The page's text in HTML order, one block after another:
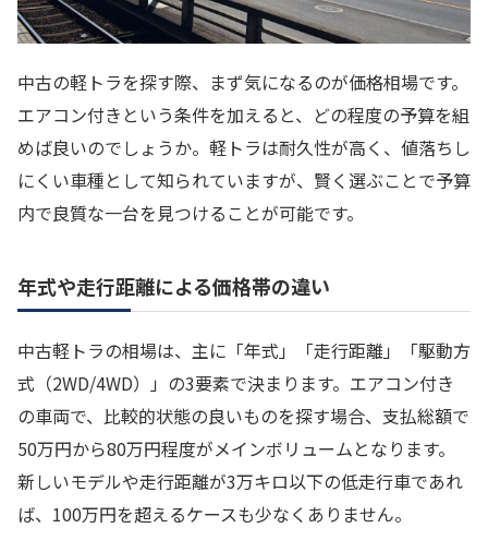
中古の軽トラを探す際、まず気になるのが価格相場です。
エアコン付きという条件を加えると、どの程度の予算を組
めば良いのでしょうか。軽トラは耐久性が高く、値落ちし
にくい車種として知られていますが、賢く選ぶことで予算
内で良質な一台を見つけることが可能です。
年式や走行距離による価格帯の違い
中古軽トラの相場は、主に「年式」「走行距離」「駆動方
式（2WD/4WD）」の3要素で決まります。エアコン付き
の車両で、比較的状態の良いものを探す場合、支払総額で
50万円から80万円程度がメインボリュームとなります。
新しいモデルや走行距離が3万キロ以下の低走行車であれ
ば、100万円を超えるケースも少なくありません。